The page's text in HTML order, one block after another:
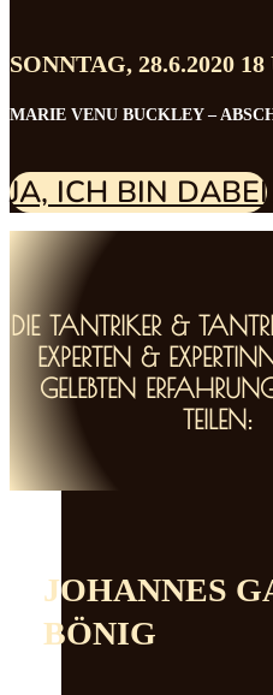
SONNTAG, 28.6.2020
MARIE VENU BUCKLEY –
JA, ICH BIN DABEI!
DIE TANTRIKER &
EXPERTEN &
GELEBTEN
TEILEN:
JOHANNES
BÖNIG